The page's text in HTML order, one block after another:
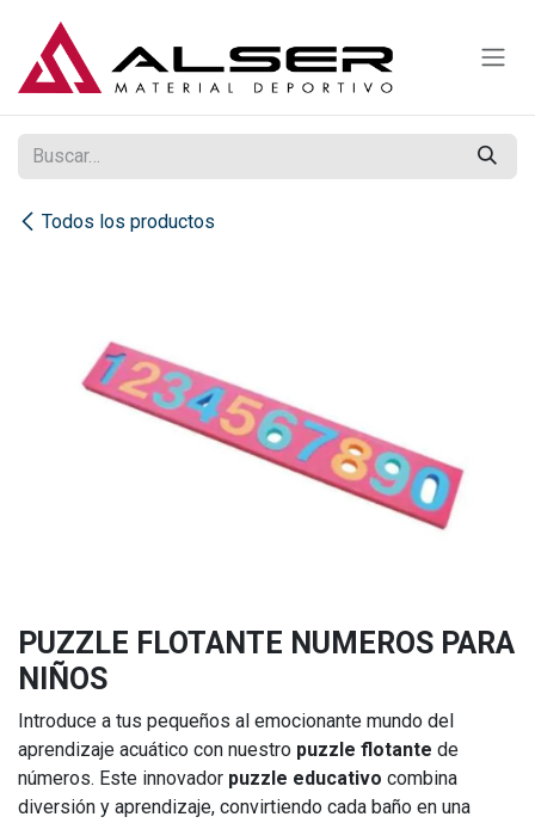
Todos los productos
PUZZLE FLOTANTE NUMEROS PARA
NIÑOS
Introduce a tus pequeños al emocionante mundo del
aprendizaje acuático con nuestro puzzle flotante de
números. Este innovador puzzle educativo combina
diversión y aprendizaje, convirtiendo cada baño en una